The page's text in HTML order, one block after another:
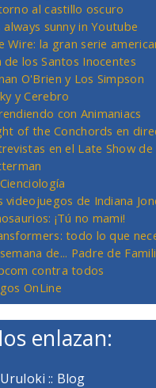
al castillo oscuro
always sunny in Youtube
Wire: la gran serie
de los Santos Inocentes
O'Brien y Los Simpson
y Cerebro
con Animaniacs
of the Conchords en
en el Late Show de
videojuegos de Indiana
¡Tú no mami!
todo lo que
de... Padre de
contra todos
OnLine
enlazan:
Uruloki :: Blog